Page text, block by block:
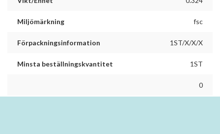
Miljömärkning fsc
Förpackningsinformation 1ST/X/X/X
Minsta beställningskvantitet 1ST
0